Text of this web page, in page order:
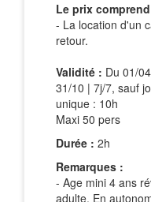
Le prix
- La location d'un
retour.
Validité : Du 01/
31/10 | 7j/7, sauf
unique : 10h
Maxi 50 pers
Durée : 2h
Remarques :
- Age mini 4 ans
adulte. En